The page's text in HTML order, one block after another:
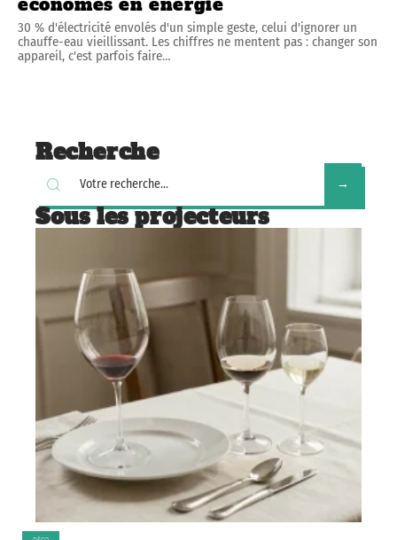
économes en énergie
30 % d'électricité envolés d'un simple geste, celui d'ignorer un
chauffe-eau vieillissant. Les chiffres ne mentent pas : changer son
appareil, c'est parfois faire…
Recherche
Sous les projecteurs